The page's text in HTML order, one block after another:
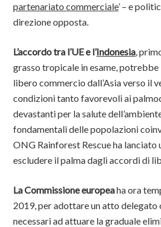
partenariato commerciale’ – e
direzione opposta.
L’accordo tra l’UE e l’Indonesia,
grasso tropicale in esame,
libero commercio dall’Asia verso il
condizioni tanto favorevoli ai
devastanti per la salute
fondamentali delle popolazioni
ONG Rainforest Rescue ha lanciato
escludere il palma dagli accordi di
La Commissione europeaha ora
2019, per adottare un atto
necessari ad attuare la graduale